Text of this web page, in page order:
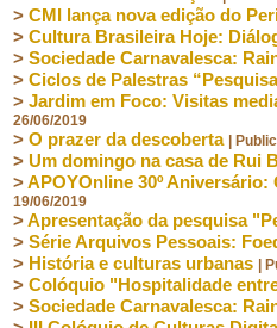
> CMI lança nova edição do
> Cultura Brasileira Hoje:
> Sociedade Carnavalesca:
> Ciclos de Palestras
> Jardim em Foco: Visitas
26/06/2019
> O prazer da descoberta |
> Um domingo na casa de Rui
>APOYOnline 30º Aniversário:
19/06/2019
>Apresentação da pesquisa
> Série Arquivos Pessoais:
> História e culturas urbanas |
> Colóquio "Hospitalidade
> Sociedade Carnavalesca: